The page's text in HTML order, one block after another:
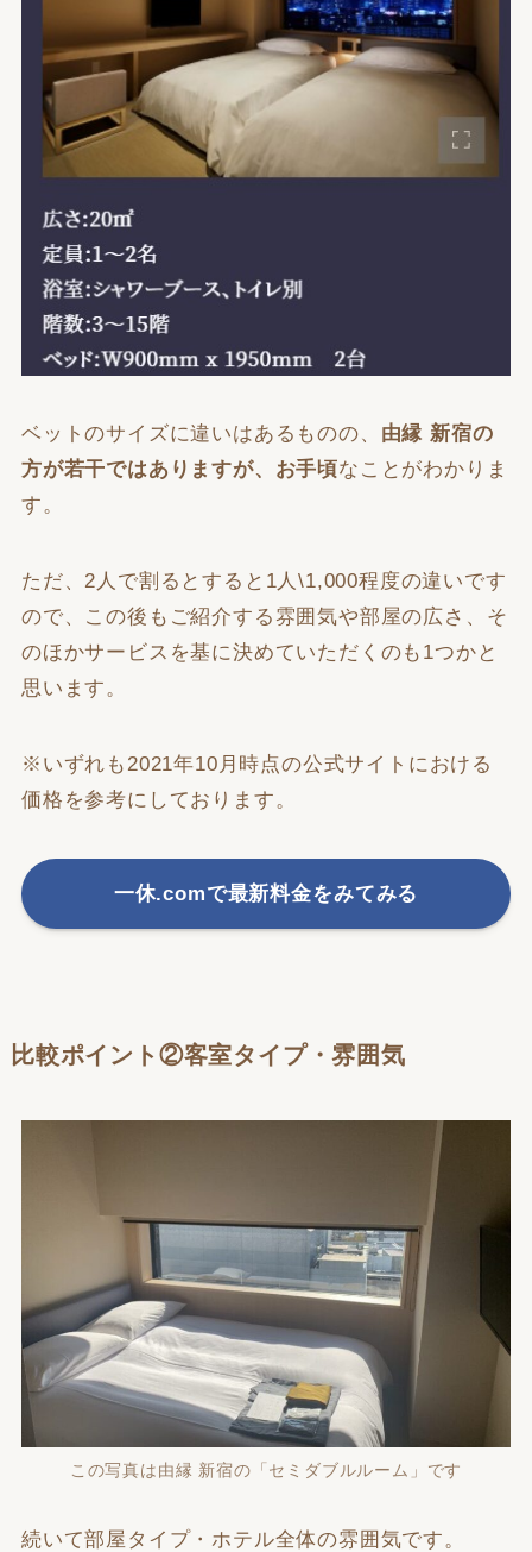
ベットのサイズに違いはあるものの、 由縁 新宿の
方が若干ではありますが、お手頃なことがわかりま
す。
ただ、2人で割るとすると1人\1,000程度の違いです
ので、この後もご紹介する雰囲気や部屋の広さ、そ
のほかサービスを基に決めていただくのも1つかと
思います。
※いずれも2021年10月時点の公式サイトにおける
価格を参考にしております。
一休.comで最新料金をみてみる
比較ポイント②客室タイプ・雰囲気
この写真は由縁 新宿の「セミダブルルーム」です
続いて部屋タイプ・ホテル全体の雰囲気です。